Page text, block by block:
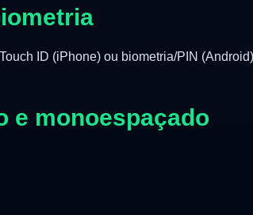
ID (iPhone) ou biometria/PIN (Android)
e monoespaçado